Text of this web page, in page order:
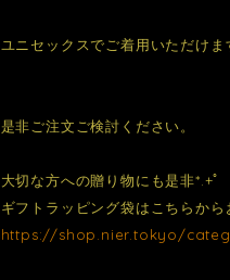
ユニセックスでご着用いただけま
是非ご注文ご検討ください。
大切な方への贈り物にも是非*.+ﾟ
ギフトラッピング袋はこちらか
https://shop.nier.tokyo/